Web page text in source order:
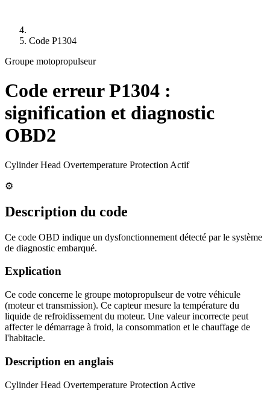
Code P1304
Groupe motopropulseur
Code erreurP1304 :
signification et diagnostic
OBD2
Cylinder Head Overtemperature Protection Actif
⚙️
Description du code
Ce code OBD indique un dysfonctionnement détecté par le système
de diagnostic embarqué.
Explication
Ce code concerne le groupe motopropulseur de votre véhicule
(moteur et transmission). Ce capteur mesure la température du
liquide de refroidissement du moteur. Une valeur incorrecte peut
affecter le démarrage à froid, la consommation et le chauffage de
l'habitacle.
Description en anglais
Cylinder Head Overtemperature Protection Active